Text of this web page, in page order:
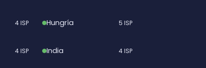
4 ISP Hungría 5 ISP
4 ISP India 4 ISP